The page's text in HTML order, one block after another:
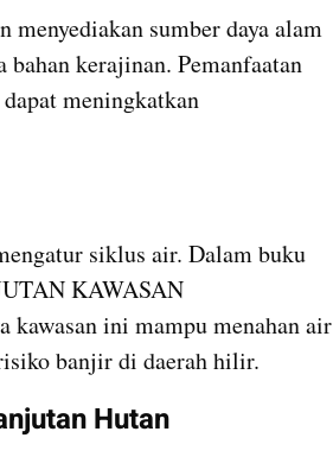
menyediakan sumber daya alam
bahan kerajinan. Pemanfaatan
meningkatkan
siklus air. Dalam buku
KAWASAN
kawasan ini mampu menahan air
banjir di daerah hilir.
Hutan